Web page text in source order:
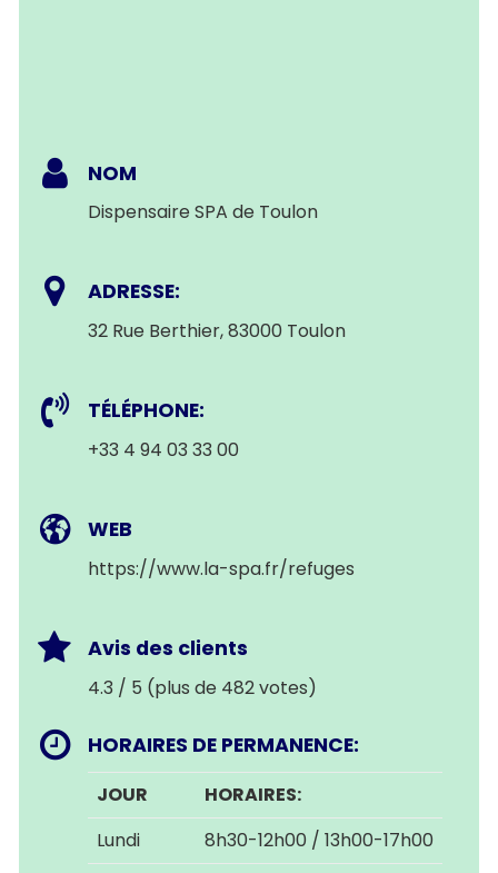
NOM
Dispensaire SPA de Toulon
ADRESSE:
32 Rue Berthier, 83000 Toulon
TÉLÉPHONE:
+33 4 94 03 33 00
WEB
https://www.la-spa.fr/refuges
Avis des clients
4.3 / 5 (plus de 482 votes)
HORAIRES DE PERMANENCE:
JOUR
HORAIRES:
Lundi
8h30-12h00 / 13h00-17h00